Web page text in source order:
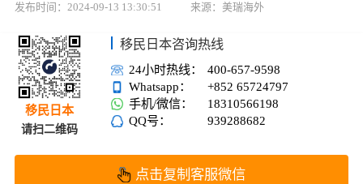
发布时间：2024-09-13 13:30:51 来源：美瑞海外
移民日本
请扫二维码
移民日本咨询热线
24小时热线：
400-657-9598
Whatsapp：
+852 65724797
手机/微信：
18310566198
QQ号：
939288682
点击复制客服微信